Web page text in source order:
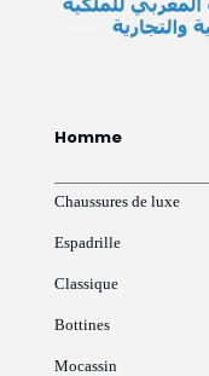
Homme
Chaussures de luxe
Espadrille
Classique
Bottines
Mocassin